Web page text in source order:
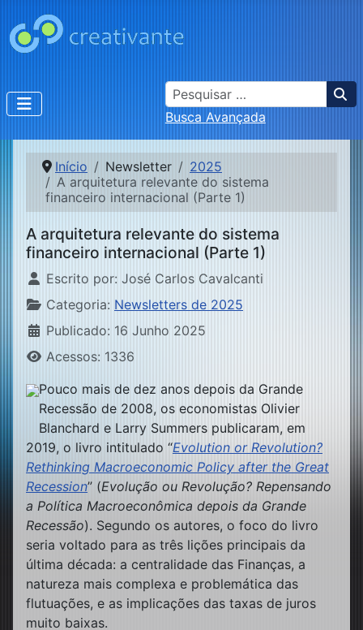
Busca
Busca Avançada
Início Newsletter
2025
A arquitetura relevante do sistema
financeiro internacional (Parte 1)
A arquitetura relevante do sistema
financeiro internacional (Parte 1)
Detalhes
Escrito por: José Carlos Cavalcanti
Categoria: Newsletters de 2025
Publicado: 16 Junho 2025
Acessos: 1336
Pouco mais de dez anos depois da Grande
Recessão de 2008, os economistas Olivier
Blanchard e Larry Summers publicaram, em
2019, o livro intitulado “Evolution or Revolution?
Rethinking Macroeconomic Policy after the Great
Recession” (Evolução ou Revolução? Repensando
a Política Macroeconômica depois da Grande
Recessão). Segundo os autores, o foco do livro
seria voltado para as três lições principais da
última década: a centralidade das Finanças, a
natureza mais complexa e problemática das
flutuações, e as implicações das taxas de juros
muito baixas.